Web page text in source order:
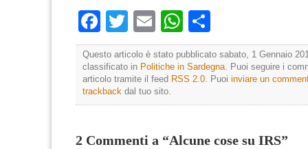
Facebook
TwitterEmailWhatsApp
Questo articolo è stato pubblicato sabato, 1 Gennaio
classificato in Politiche in Sardegna. Puoi seguire i
articolo tramite il feed RSS 2.0. Puoi inviare un
trackback dal tuo sito.
2 Commenti a “Alcune cose su IRS”